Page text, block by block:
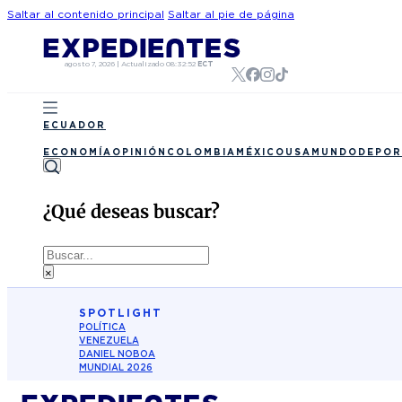
Saltar al contenido principal Saltar al pie de página
agosto 7, 2026 | Actualizado 08:32:52 ECT
ECUADOR
ECONOMÍA OPINIÓN COLOMBIA MÉXICO USA MUNDO
¿Qué deseas buscar?
Buscar
×
SPOTLIGHT
POLÍTICA
VENEZUELA
DANIEL NOBOA
MUNDIAL 2026